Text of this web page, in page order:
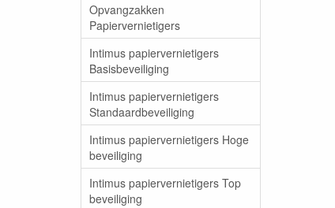
Opvangzakken
Papiervernietigers
Intimus papiervernietigers
Basisbeveiliging
Intimus papiervernietigers
Standaardbeveiliging
Intimus papiervernietigers Hoge
beveiliging
Intimus papiervernietigers Top
beveiliging